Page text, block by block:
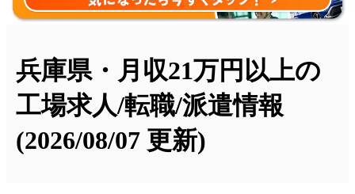
兵庫県・月収21万円以上の
工場求人/転職/派遣情報
(2026/08/07 更新)